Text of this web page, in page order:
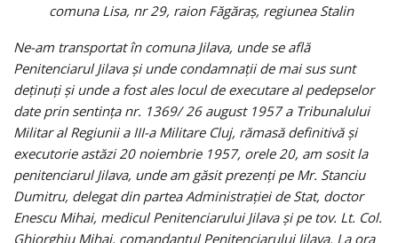
comuna Lisa, nr 29, raion Făgăraş, regiunea Stalin
Ne-am transportat în comuna Jilava, unde se află
Penitenciarul Jilava şi unde condamnaţii de mai sus sunt
deţinuţi şi unde a fost ales locul de executare al pedepselor
date prin sentinţa nr. 1369/ 26 august 1957 a Tribunalului
Militar al Regiunii a III-a Militare Cluj, rămasă definitivă şi
executorie astăzi 20 noiembrie 1957, orele 20, am sosit la
penitenciarul Jilava, unde am găsit prezenţi pe Mr. Stanciu
Dumitru, delegat din partea Administraţiei de Stat, doctor
Enescu Mihai, medicul Penitenciarului Jilava şi pe tov. Lt. Col.
Ghiorghiu Mihai, comandantul Penitenciarului Jilava. La ora